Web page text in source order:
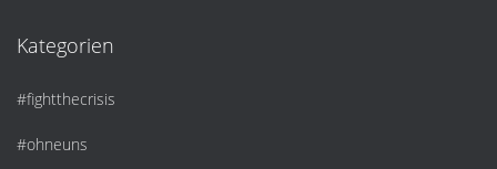
Kategorien
#fightthecrisis
#ohneuns